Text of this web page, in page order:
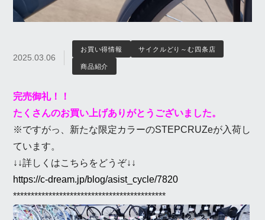
2025.03.06
お買い得情報 サイクルどり～む四条店
商品紹介
完売御礼！！
たくさんのお買い上げありがとうございました。
※ですがっ、新たな限定カラーのSTEPCRUZeが入荷し
ています。
↓↓詳しくはこちらをどうぞ↓↓
https://c-dream.jp/blog/asist_cycle/7820
*******************************************